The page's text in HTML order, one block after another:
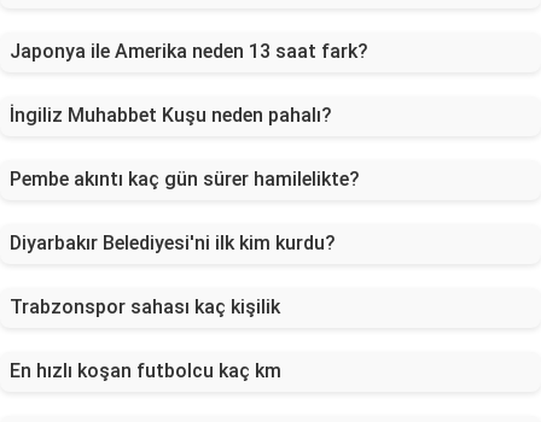
Japonya ile Amerika neden 13 saat fark?
İngiliz Muhabbet Kuşu neden pahalı?
Pembe akıntı kaç gün sürer hamilelikte?
Diyarbakır Belediyesi'ni ilk kim kurdu?
Trabzonspor sahası kaç kişilik
En hızlı koşan futbolcu kaç km